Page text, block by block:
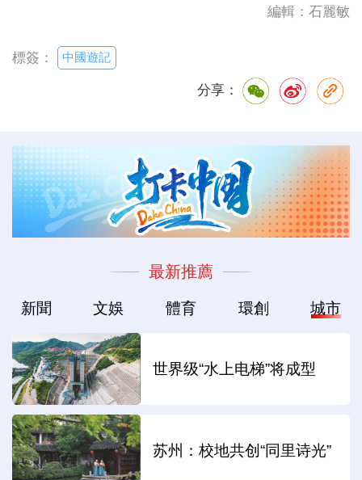
編輯：石麗敏
標簽： 中國遊記
分享：
最新推薦
新聞 文娛 體育 環創 城市
世界级“水上电梯”将成型
苏州：校地共创“同里诗光”